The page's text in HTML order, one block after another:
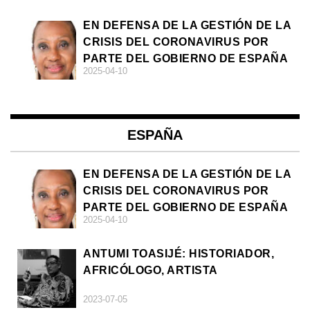
EN DEFENSA DE LA GESTIÓN DE LA
CRISIS DEL CORONAVIRUS POR
PARTE DEL GOBIERNO DE ESPAÑA
2025-04-10
ESPAÑA
EN DEFENSA DE LA GESTIÓN DE LA
CRISIS DEL CORONAVIRUS POR
PARTE DEL GOBIERNO DE ESPAÑA
2025-04-10
ANTUMI TOASIJÉ: HISTORIADOR,
AFRICÓLOGO, ARTISTA
2023-07-05